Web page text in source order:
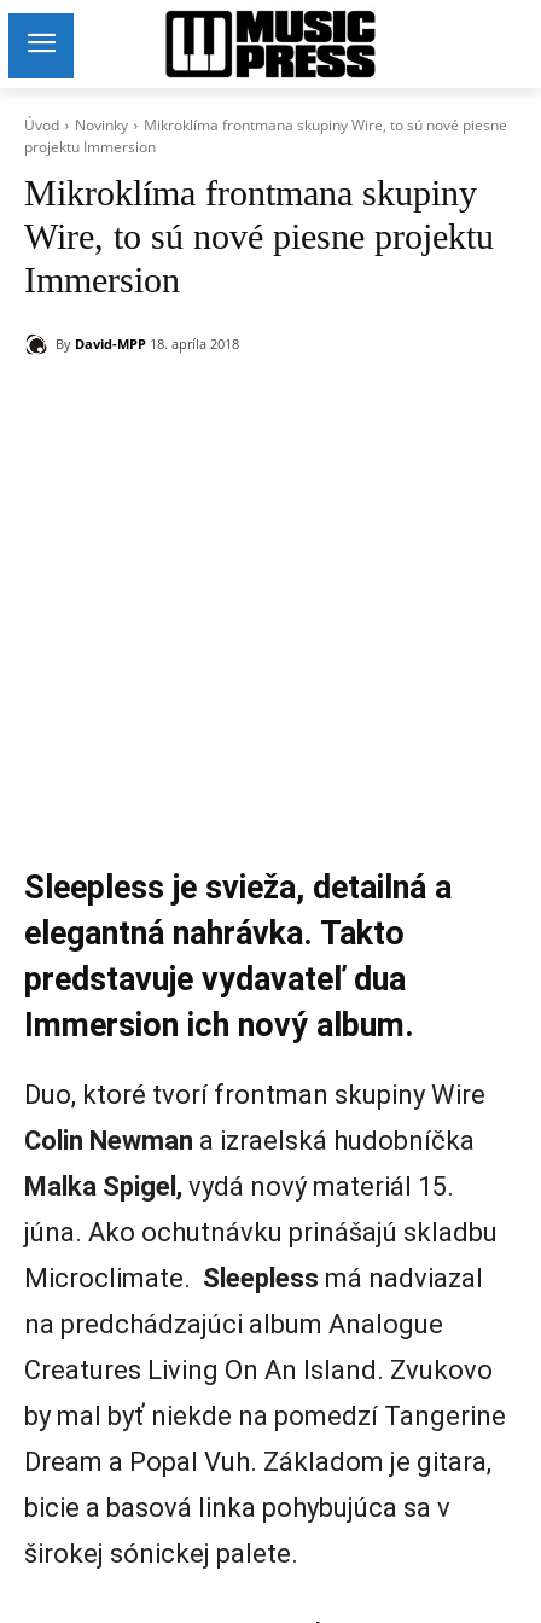
Úvod Novinky
Mikroklíma frontmana skupiny Wire, to sú nové piesne
projektu Immersion
Mikroklíma frontmana skupiny
Wire, to sú nové piesne projektu
Immersion
By David-MPP 18. apríla 2018
Sleepless je svieža, detailná a
elegantná nahrávka. Takto
predstavuje vydavateľ dua
Immersion ich nový album.
Duo, ktoré tvorí frontman skupiny Wire
Colin Newman a izraelská hudobníčka
Malka Spigel, vydá nový materiál 15.
júna. Ako ochutnávku prinášajú skladbu
Microclimate. Sleepless má nadviazal
na predchádzajúci album Analogue
Creatures Living On An Island. Zvukovo
by mal byť niekde na pomedzí Tangerine
Dream a Popal Vuh. Základom je gitara,
bicie a basová linka pohybujúca sa v
širokej sónickej palete.